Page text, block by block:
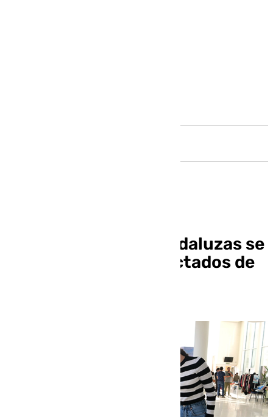
Las universidades andaluzas se
movilizan por los afectados de